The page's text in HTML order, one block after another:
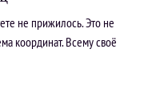
не прижилось. Это не
координат. Всему своё